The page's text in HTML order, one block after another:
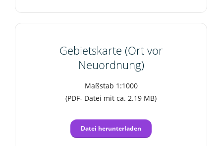
Gebietskarte (Ort vor
Neuordnung)
Maßstab 1:1000
(PDF- Datei mit ca. 2.19 MB)
Datei herunterladen